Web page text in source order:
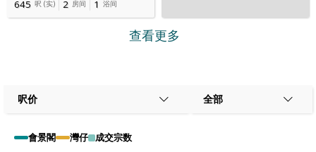
645 呎 (实) 2 房间 1 浴间
查看更多
呎价 全部
會景閣 灣仔 成交宗数